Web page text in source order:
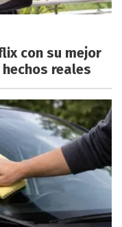
con su mejor
reales